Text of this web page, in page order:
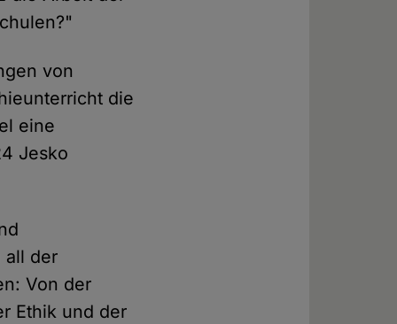
von
die
eine
Jesko
all der
Von der
Ethik und der